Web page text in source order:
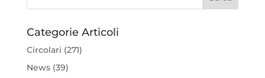
Categorie Articoli
Circolari (271)
News(39)